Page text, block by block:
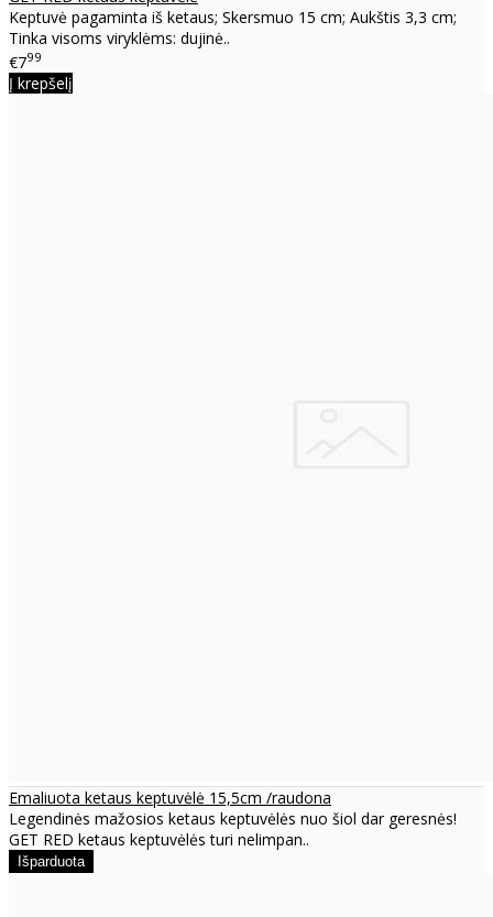
Keptuvė pagaminta iš ketaus; Skersmuo 15 cm; Aukštis 3,3 cm;
Tinka visoms viryklėms: dujinė..
€799
Į krepšelį
Emaliuota ketaus keptuvėlė 15,5cm /raudona
Legendinės mažosios ketaus keptuvėlės nuo šiol dar geresnės!
GET RED ketaus keptuvėlės turi nelimpan..